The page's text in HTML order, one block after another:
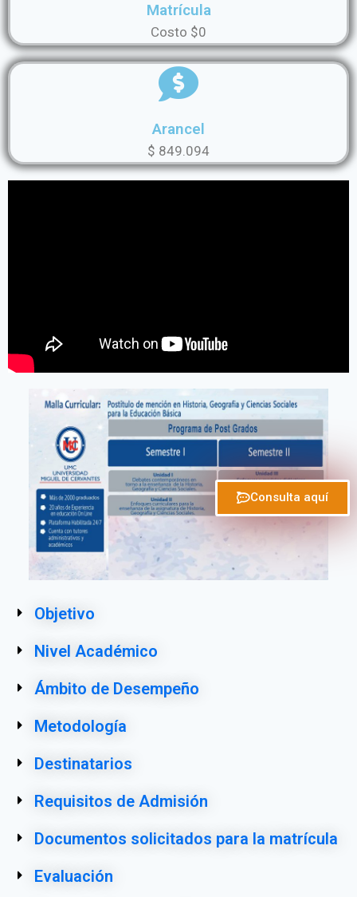
Matrícula
Costo $0
Arancel
$ 849.094
Consulta aquí
Objetivo
Nivel Académico
Ámbito de Desempeño
Metodología
Destinatarios
Requisitos de Admisión
Documentos solicitados para la matrícula
Evaluación